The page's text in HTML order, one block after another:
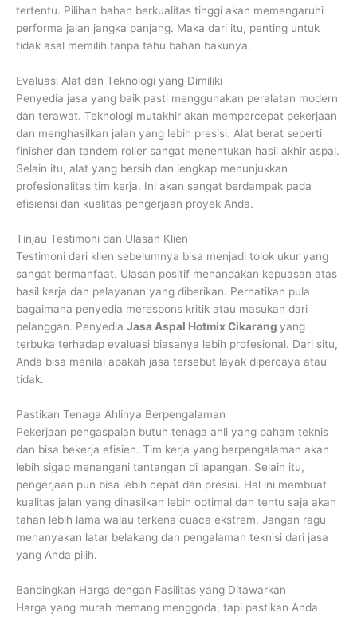
tertentu. Pilihan bahan berkualitas tinggi akan memengaruhi
performa jalan jangka panjang. Maka dari itu, penting untuk
tidak asal memilih tanpa tahu bahan bakunya.
Evaluasi Alat dan Teknologi yang Dimiliki
Penyedia jasa yang baik pasti menggunakan peralatan modern
dan terawat. Teknologi mutakhir akan mempercepat pekerjaan
dan menghasilkan jalan yang lebih presisi. Alat berat seperti
finisher dan tandem roller sangat menentukan hasil akhir aspal.
Selain itu, alat yang bersih dan lengkap menunjukkan
profesionalitas tim kerja. Ini akan sangat berdampak pada
efisiensi dan kualitas pengerjaan proyek Anda.
Tinjau Testimoni dan Ulasan Klien
Testimoni dari klien sebelumnya bisa menjadi tolok ukur yang
sangat bermanfaat. Ulasan positif menandakan kepuasan atas
hasil kerja dan pelayanan yang diberikan. Perhatikan pula
bagaimana penyedia merespons kritik atau masukan dari
pelanggan. Penyedia Jasa Aspal Hotmix Cikarang yang
terbuka terhadap evaluasi biasanya lebih profesional. Dari situ,
Anda bisa menilai apakah jasa tersebut layak dipercaya atau
tidak.
Pastikan Tenaga Ahlinya Berpengalaman
Pekerjaan pengaspalan butuh tenaga ahli yang paham teknis
dan bisa bekerja efisien. Tim kerja yang berpengalaman akan
lebih sigap menangani tantangan di lapangan. Selain itu,
pengerjaan pun bisa lebih cepat dan presisi. Hal ini membuat
kualitas jalan yang dihasilkan lebih optimal dan tentu saja akan
tahan lebih lama walau terkena cuaca ekstrem. Jangan ragu
menanyakan latar belakang dan pengalaman teknisi dari jasa
yang Anda pilih.
Bandingkan Harga dengan Fasilitas yang Ditawarkan
Harga yang murah memang menggoda, tapi pastikan Anda